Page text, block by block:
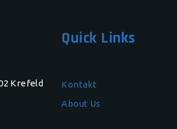
Krefeld
Quick Links
Kontakt
About Us